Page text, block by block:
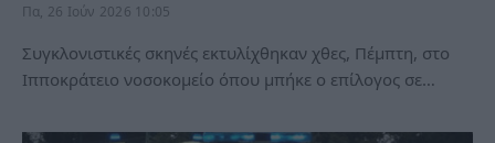
Πα, 26 Ιούν 2026 10:05
Συγκλονιστικές σκηνές εκτυλίχθηκαν χθες, Πέμπτη, στο
Ιπποκράτειο νοσοκομείο όπου μπήκε ο επίλογος σε…